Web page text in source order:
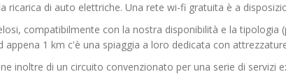
ricarica di auto elettriche. Una rete wi-fi gratuita è a
compatibilmente con la nostra disponibilità e la tipologia
appena 1 km c'è una spiaggia a loro dedicata con
inoltre di un circuito convenzionato per una serie di servizi